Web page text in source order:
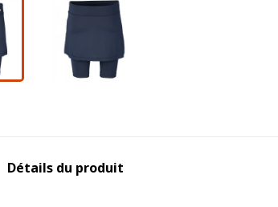
Détails du produit